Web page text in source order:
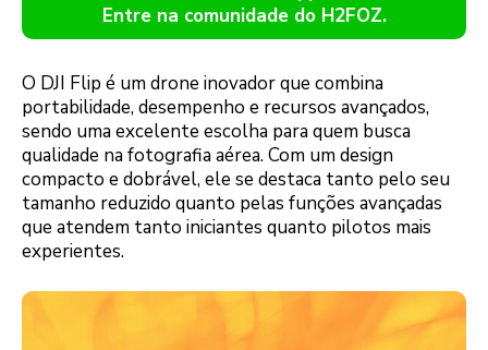
Entre na comunidade do H2FOZ.
O DJI Flip é um drone inovador que combina
portabilidade, desempenho e recursos avançados,
sendo uma excelente escolha para quem busca
qualidade na fotografia aérea. Com um design
compacto e dobrável, ele se destaca tanto pelo seu
tamanho reduzido quanto pelas funções avançadas
que atendem tanto iniciantes quanto pilotos mais
experientes.